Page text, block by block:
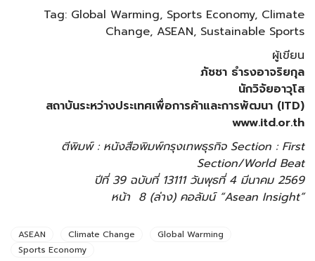
Tag: Global Warming, Sports Economy, Climate
Change, ASEAN, Sustainable Sports
ผู้เขียน
ภัชชา ธำรงอาจริยกุล
นักวิจัยอาวุโส
สถาบันระหว่างประเทศเพื่อการค้าและการพัฒนา (ITD)
www.itd.or.th
ตีพิมพ์ : หนังสือพิมพ์กรุงเทพธุรกิจ Section : First
Section/World Beat
ปีที่ 39 ฉบับที่ 13111 วันพุธที่ 4 มีนาคม 2569
หน้า 8 (ล่าง) คอลัมน์ “Asean Insight”
ASEAN Climate Change
Global Warming
Sports Economy